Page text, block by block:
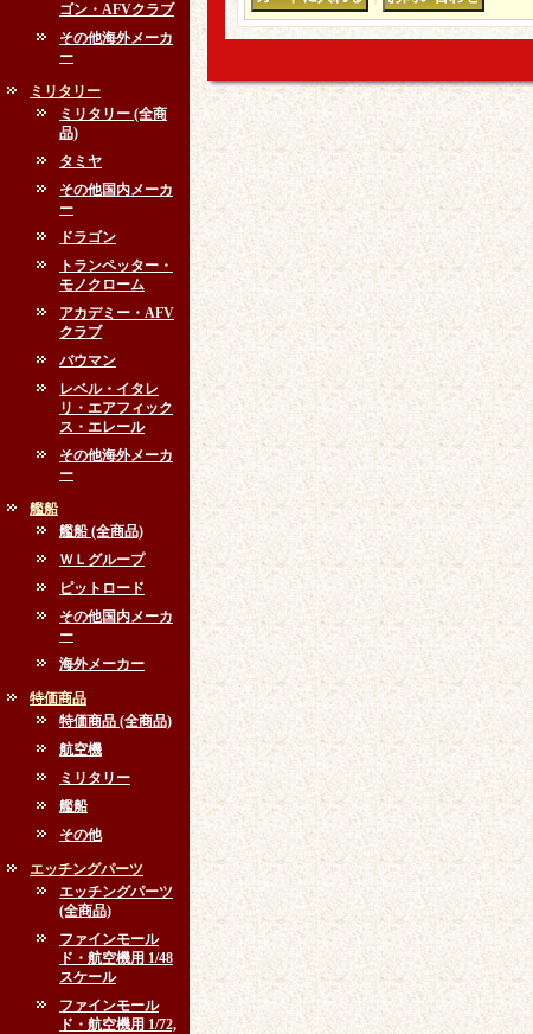
ゴン・AFVクラブ
その他海外メーカ
ー
ミリタリー
ミリタリー (全商
品)
タミヤ
その他国内メーカ
ー
ドラゴン
トランペッター・
モノクローム
アカデミー・AFV
クラブ
バウマン
レベル・イタレ
リ・エアフィック
ス・エレール
その他海外メーカ
ー
艦船
艦船 (全商品)
ＷＬグループ
ピットロード
その他国内メーカ
ー
海外メーカー
特価商品
特価商品 (全商品)
航空機
ミリタリー
艦船
その他
エッチングパーツ
エッチングパーツ
(全商品)
ファインモール
ド・航空機用 1/48
スケール
ファインモール
ド・航空機用 1/72,